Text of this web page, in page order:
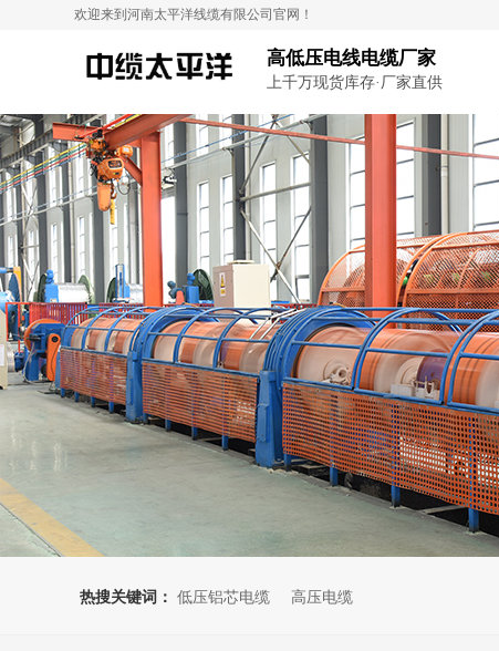
欢迎来到河南太平洋线缆有限公司官网！
高低压电线电缆厂家
上千万现货库存·厂家直供
热搜关键词： 低压铝芯电缆 高压电缆